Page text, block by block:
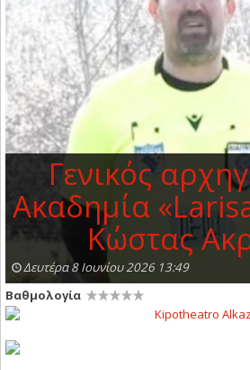
Γενικός
Ακαδημία
Κώστας
Δευτέρα 8 Ιουνίου 2026 13:49
Βαθμολογία